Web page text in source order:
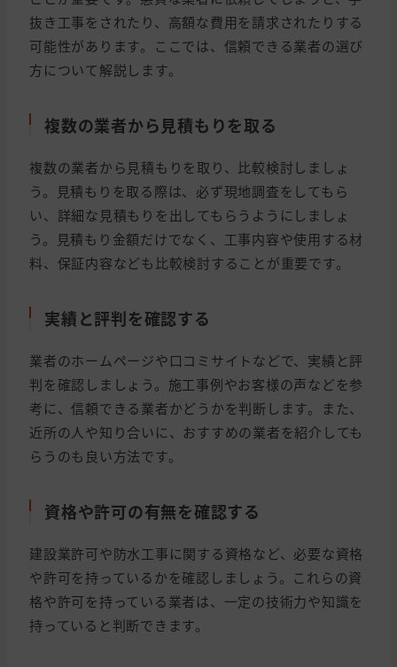
抜き工事をされたり、高額な費用を請求されたりする
可能性があります。ここでは、信頼できる業者の選び
方について解説します。
複数の業者から見積もりを取る
複数の業者から見積もりを取り、比較検討しましょ
う。見積もりを取る際は、必ず現地調査をしてもら
い、詳細な見積もりを出してもらうようにしましょ
う。見積もり金額だけでなく、工事内容や使用する材
料、保証内容なども比較検討することが重要です。
実績と評判を確認する
業者のホームページや口コミサイトなどで、実績と評
判を確認しましょう。施工事例やお客様の声などを参
考に、信頼できる業者かどうかを判断します。また、
近所の人や知り合いに、おすすめの業者を紹介しても
らうのも良い方法です。
資格や許可の有無を確認する
建設業許可や防水工事に関する資格など、必要な資格
や許可を持っているかを確認しましょう。これらの資
格や許可を持っている業者は、一定の技術力や知識を
持っていると判断できます。